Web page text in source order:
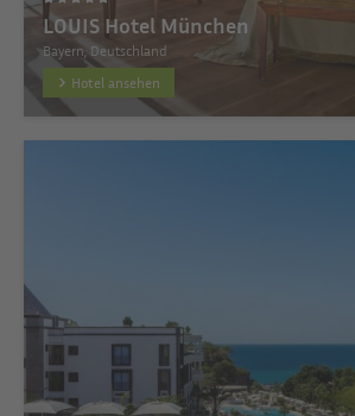
LOUIS Hotel München
Bayern, Deutschland
Hotel ansehen